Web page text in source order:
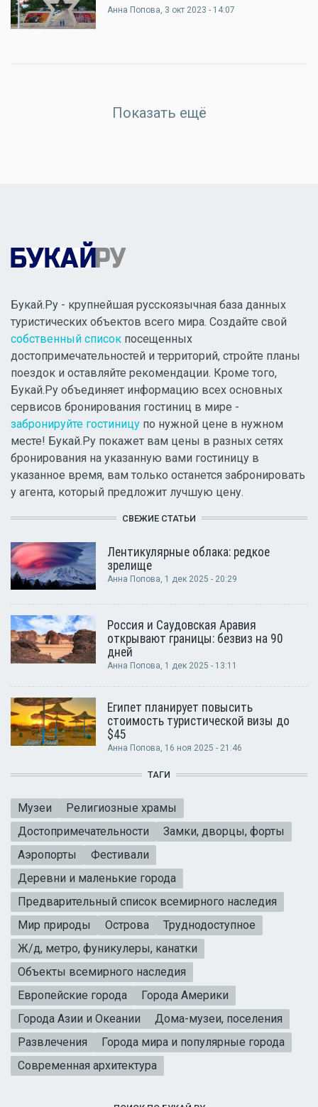
Анна Попова, 3 окт 2023 - 14:07
Показать ещё
Букай.Ру - крупнейшая русскоязычная база данных
туристических объектов всего мира. Создайте свой
собственный список посещенных
достопримечательностей и территорий, стройте планы
поездок и оставляйте рекомендации. Кроме того,
Букай.Ру объединяет информацию всех основных
сервисов бронирования гостиниц в мире -
забронируйте гостиницу по нужной цене в нужном
месте! Букай.Ру покажет вам цены в разных сетях
бронирования на указанную вами гостиницу в
указанное время, вам только останется забронировать
у агента, который предложит лучшую цену.
СВЕЖИЕ СТАТЬИ
Лентикулярные облака: редкое
зрелище
Анна Попова , 1 дек 2025 - 20:29
Россия и Саудовская Аравия
открывают границы: безвиз на 90
дней
Анна Попова, 1 дек 2025 - 13:11
Египет планирует повысить
стоимость туристической визы до
$45
Анна Попова, 16 ноя 2025 - 21:46
ТАГИ
Музеи
Религиозные храмы
Достопримечательности
Замки, дворцы, форты
Аэропорты
Фестивали
Деревни и маленькие города
Предварительный список всемирного наследия
Мир природы
Острова
Труднодоступное
Ж/д, метро, фуникулеры, канатки
Объекты всемирного наследия
Европейские города
Города Америки
Города Азии и Океании
Дома-музеи, поселения
Развлечения
Города мира и популярные города
Современная архитектура